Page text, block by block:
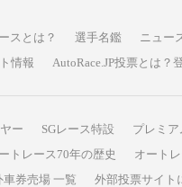
スとは？ 選手名鑑 ニュー
情報 AutoRace.JP投票とは？
ー SGレース特設 プレミ
トレース70年の歴史 オート
車券売場 一覧 外部投票サイト